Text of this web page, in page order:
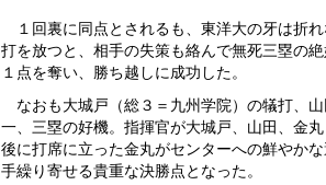
１回裏に同点とされるも、東洋大の牙は折
打を放つと、相手の失策も絡んで無死三塁の
１点を奪い、勝ち越しに成功した。
なおも大城戸（総３＝九州学院）の犠打、
一、三塁の好機。指揮官が大城戸、山田、金
後に打席に立った金丸がセンターへの鮮やか
手繰り寄せる貴重な決勝点となった。